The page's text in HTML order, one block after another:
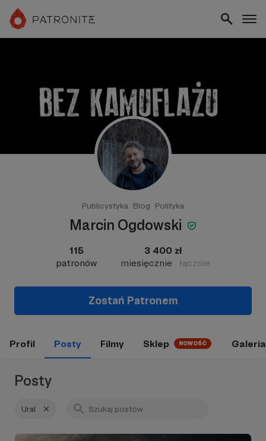
Publicystyka Blog Polityka
Marcin Ogdowski
115
patronów
3 400 zł
miesięcznie
łącznie
Zostań Patronem
Profil Posty Filmy Sklep NOWOŚĆ Galeria
Posty
Ural